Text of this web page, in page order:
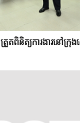
តពិនិត្យការងារនៅក្រុ